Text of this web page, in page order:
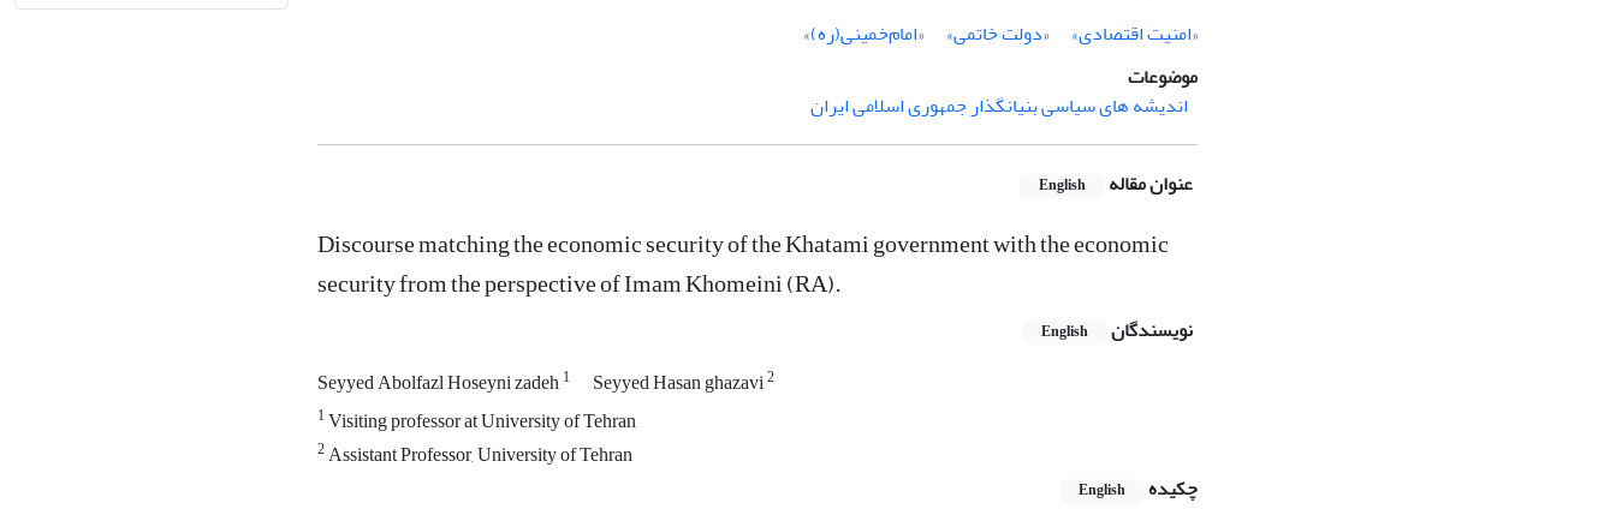
«امنیت اقتصادی»
«دولت خاتمی»
«امام‌خمینی(ره)»
موضوعات
اندیشه های سیاسی بنیانگذار جمهوری اسلامی ایران
عنوان مقاله English
Discourse matching the economic security of the Khatami government with the economic
security from the perspective of Imam Khomeini (RA).
نویسندگان English
Seyyed Abolfazl Hoseyni zadeh1 Seyyed Hasan ghazavi2
1Visiting professor at University of Tehran
2Assistant Professor, University of Tehran
چکیده
English